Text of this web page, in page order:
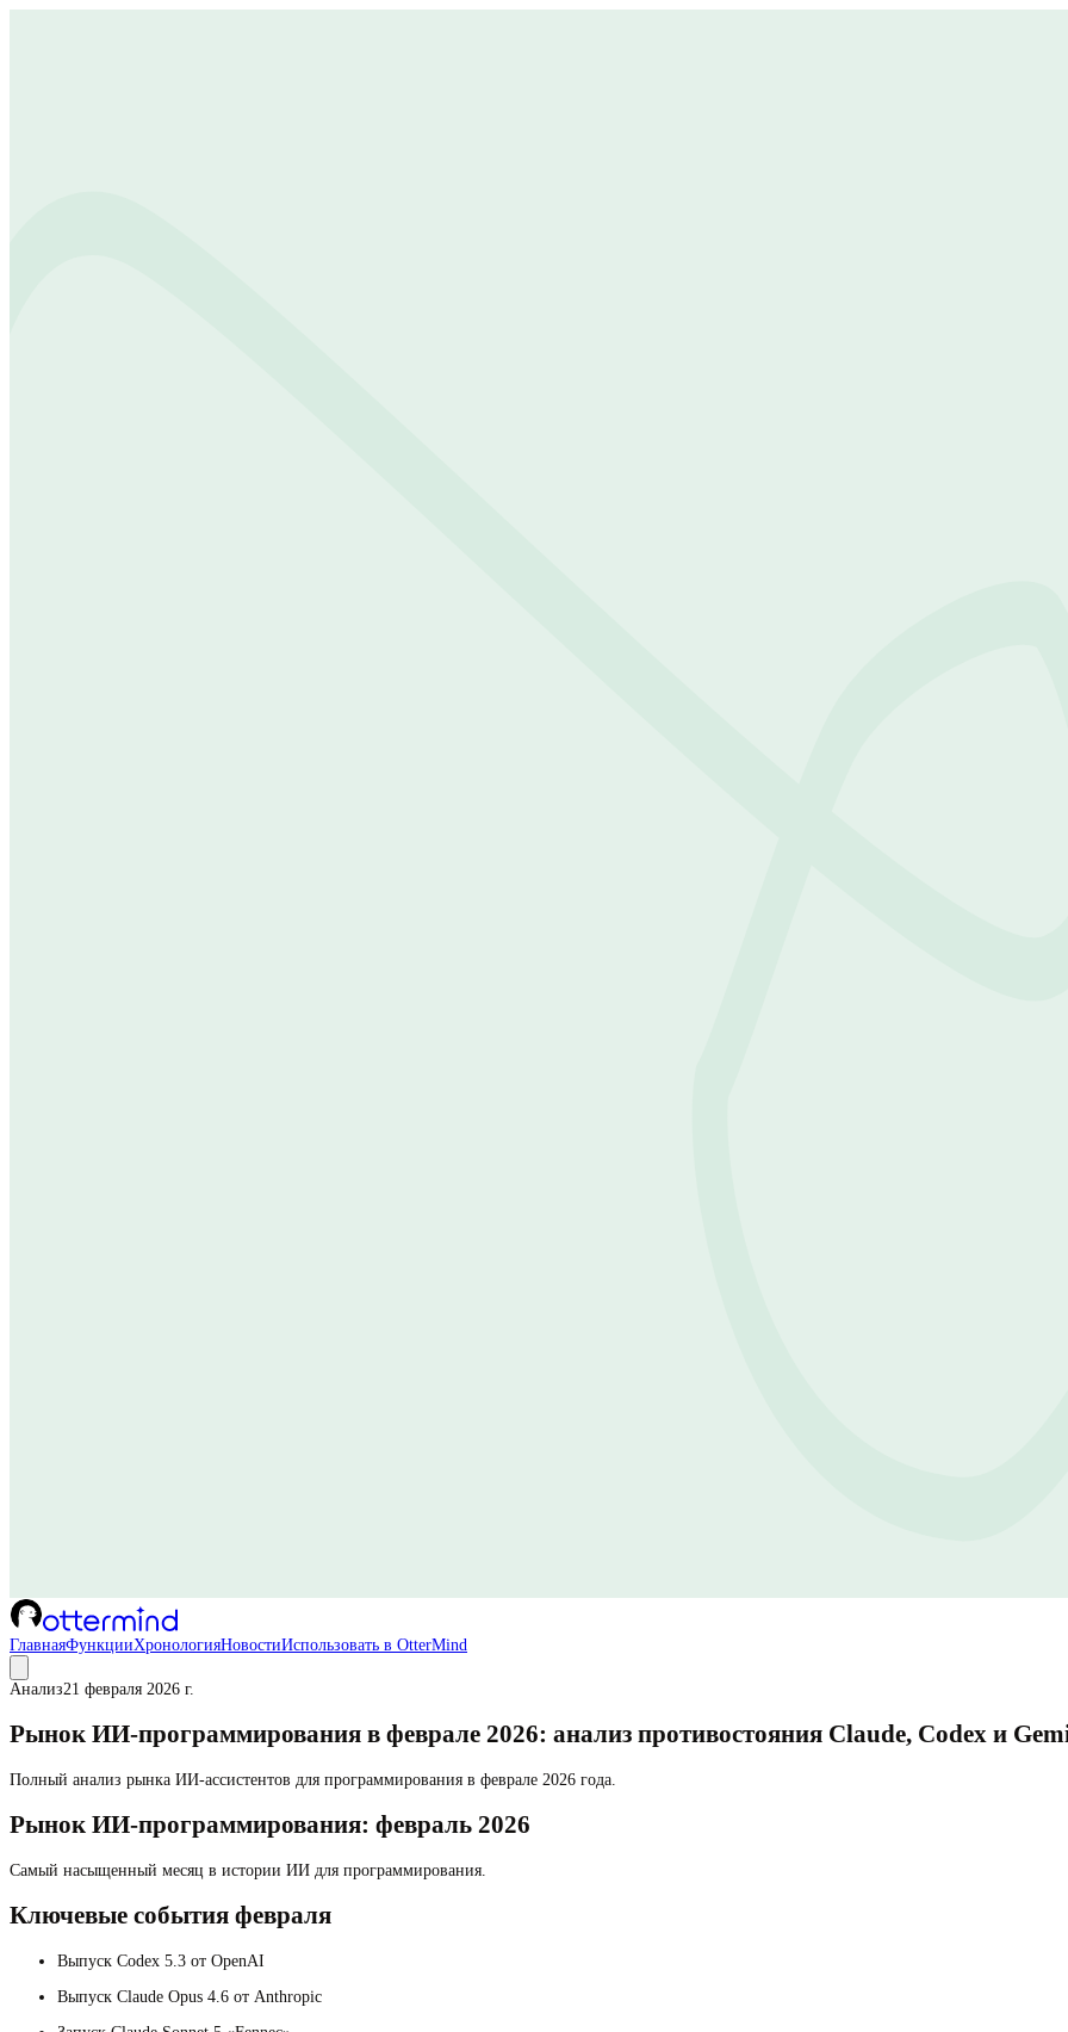
ГлавнаяФункцииХронологияНовостиИспользовать в OtterMind
Анализ21 февраля 2026 г.
Рынок ИИ-программирования в феврале 2026: анализ противостояния Claude, Codex и
Полный анализ рынка ИИ-ассистентов для программирования в феврале 2026 года.
Рынок ИИ-программирования: февраль 2026
Самый насыщенный месяц в истории ИИ для программирования.
Ключевые события февраля
Выпуск Codex 5.3 от OpenAI
Выпуск Claude Opus 4.6 от Anthropic